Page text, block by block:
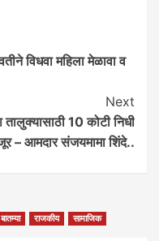
विधवा महिला मेळावा व
Next
10 कोटी निधी
– आमदार संजयमामा शिंदे..
बातम्या राजकीय सामाजिक